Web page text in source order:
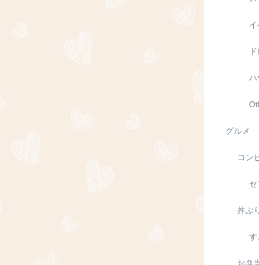
イ
ハ
グルメ
コン
丼ぶ
す
お弁